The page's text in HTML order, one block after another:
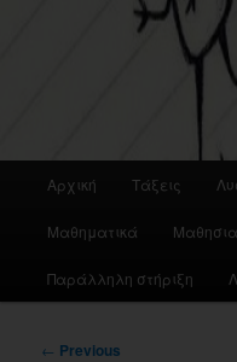
Αρχική Τάξεις
Μαθηματικά
Παράλληλη στήριξη
Post
← Previous